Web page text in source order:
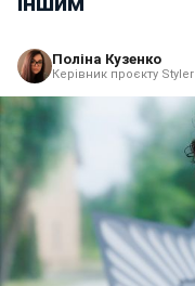
Поліна Кузенко
Керівник проєкту Styler